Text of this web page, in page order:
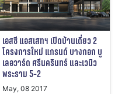
เอสซี แอสเสทฯ เปิดบ้านเดี่ยว 2
โครงการใหม่ แกรนด์ บางกอก บู
เลอวาร์ด ศรีนครินทร์ และเวนิว
พระราม 5-2
May, 08 2017